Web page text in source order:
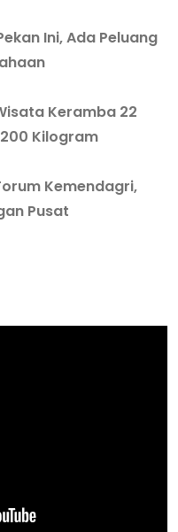
Ini, Ada Peluang
Keramba 22
Kilogram
Kemendagri,
Pusat